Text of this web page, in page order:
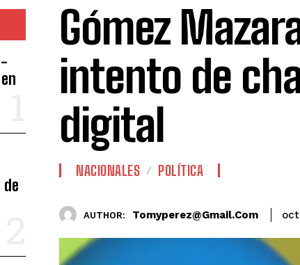
Gómez
intento de
digital
NACIONALES POLÍTICA
AUTHOR: Tomyperez@gmail.com